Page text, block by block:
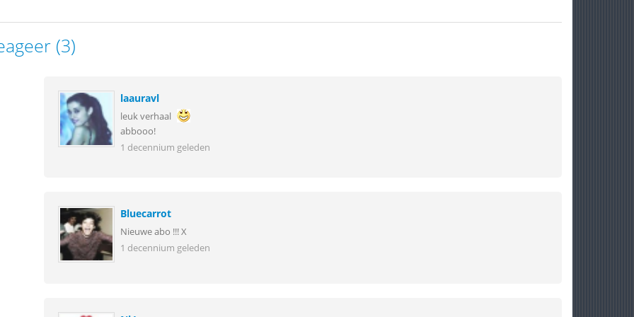
(3)
laauravl
leuk verhaal
abbooo!
1 decennium geleden
Bluecarrot
Nieuwe abo !!! X
1 decennium geleden